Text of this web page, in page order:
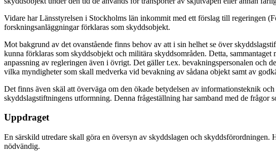
Vidare har Länsstyrelsen i Stockholms län inkommit med ett förslag till regeringen
forskningsanläggningar förklaras som skyddsobjekt.
Mot bakgrund av det ovanstående finns behov av att i sin helhet se över
kunna förklaras som skyddsobjekt och militära skyddsområden. Detta,
anpassning av regleringen även i övrigt. Det gäller t.ex. bevakningspersonalen och
vilka myndigheter som skall medverka vid bevakning av sådana objekt samt av
Det finns även skäl att överväga om den ökade betydelsen av informationsteknik
skyddslagstiftningens utformning. Denna frågeställning har samband med de
Uppdraget
En särskild utredare skall göra en översyn av skyddslagen och
nödvändig.